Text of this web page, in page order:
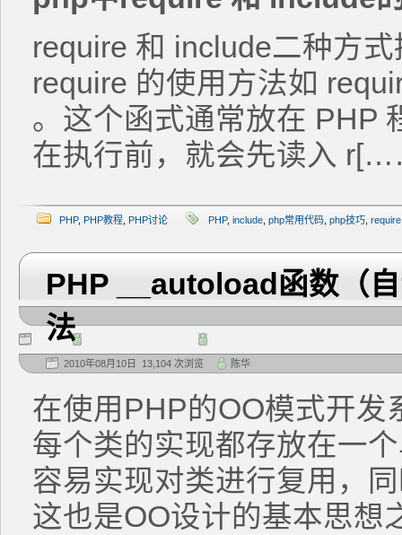
require 和 include二种方
require 的使用方法如
。这个函式通常放在 PHP
在执行前，就会先读入
PHP, PHP教程 PHP讨论 PHP, include php常用代码 php技巧 require
PHP __autoload函数（
法
2010年08月10日 13,104 次浏览 陈华
在使用PHP的OO模式开发
每个类的实现都存放在一
容易实现对类进行复用，
这也是OO设计的基本思想